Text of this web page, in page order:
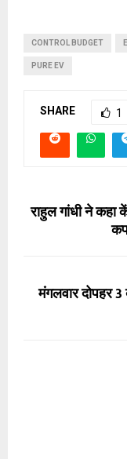
CONTROL BUDGET
PURE EV
SHARE 1
राहुल गांधी ने कहा
मंगलवार दोपहर